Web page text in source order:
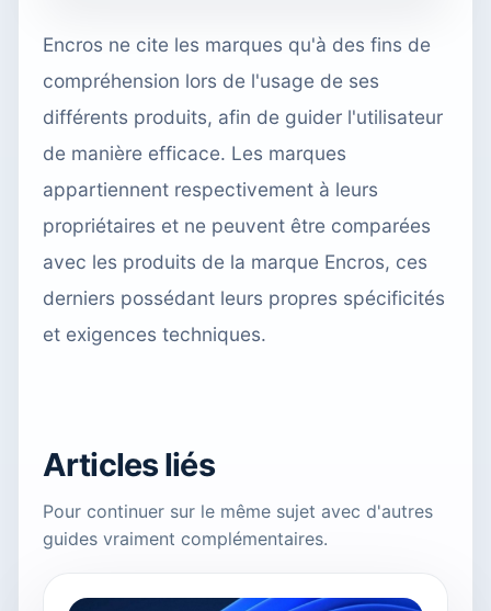
Encros ne cite les marques qu'à des fins de
compréhension lors de l'usage de ses
différents produits, afin de guider l'utilisateur
de manière efficace. Les marques
appartiennent respectivement à leurs
propriétaires et ne peuvent être comparées
avec les produits de la marque Encros, ces
derniers possédant leurs propres spécificités
et exigences techniques.
Articles liés
Pour continuer sur le même sujet avec d'autres
guides vraiment complémentaires.